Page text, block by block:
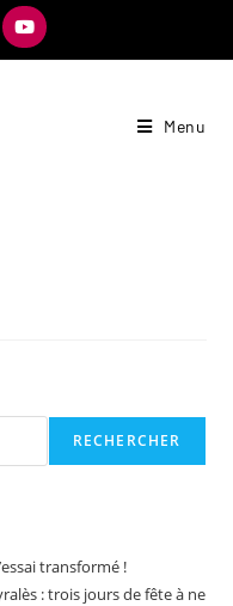
Menu
RECHERCHER
transformé !
: trois jours de fête à ne